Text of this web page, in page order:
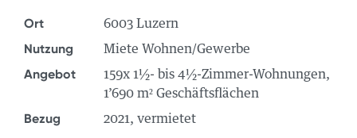
GRUPPE
JOBS
Ort 6003 Luzern
Nutzung Miete Wohnen/Gewerbe
Angebot
159x 1½- bis 4½-Zimmer-Wohnungen,
1’690 m² Geschäftsflächen
Bezug 2021, vermietet